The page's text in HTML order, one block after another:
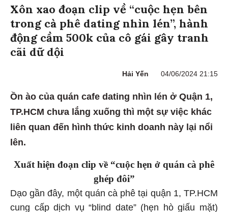
Xôn xao đoạn clip về “cuộc hẹn bên
trong cà phê dating nhìn lén”, hành
động cầm 500k của cô gái gây tranh
cãi dữ dội
Hải Yến 04/06/2024 21:15
Ồn ào của quán cafe dating nhìn lén ở Quận 1,
TP.HCM chưa lắng xuống thì một sự việc khác
liên quan đến hình thức kinh doanh này lại nổi
lên.
Xuất hiện đoạn clip về “cuộc hẹn ở quán cà phê
ghép đôi”
Dạo gần đây, một quán cà phê tại quận 1, TP.HCM
cung cấp dịch vụ “blind date” (hẹn hò giấu mặt)